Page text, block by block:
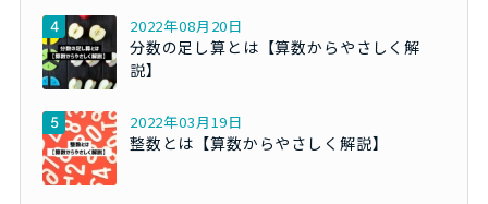
2022年08月20日
分数の足し算とは【算数からやさしく解
説】
2022年03月19日
整数とは【算数からやさしく解説】